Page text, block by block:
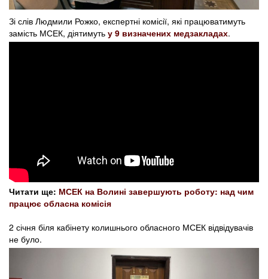
Зі слів Людмили Рожко, експертні комісії, які працюватимуть
замість МСЕК, діятимуть у 9 визначених медзакладах.
Читати ще: МСЕК на Волині завершують роботу: над чим
працює обласна комісія
2 січня біля кабінету колишнього обласного МСЕК відвідувачів
не було.